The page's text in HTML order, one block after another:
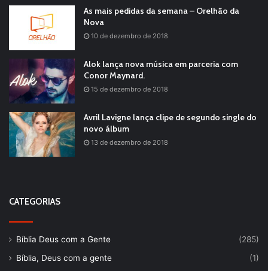
As mais pedidas da semana – Orelhão da
Nova
10 de dezembro de 2018
Alok lança nova música em parceria com
Conor Maynard.
15 de dezembro de 2018
Avril Lavigne lança clipe de segundo single do
novo álbum
13 de dezembro de 2018
CATEGORIAS
Bíblia Deus com a Gente
(285)
Bíblia, Deus com a gente
(1)